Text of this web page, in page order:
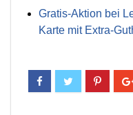
Gratis-Aktion bei
Karte mit Extra-